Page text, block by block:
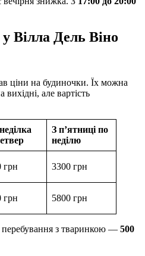
Вілла Дель Віно
ціни на будиночки. Їх можна
але вартість
З п’ятниці по
неділю
грн 3300 грн
грн 5800 грн
перебування з тваринкою — 500